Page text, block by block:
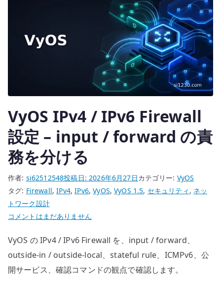
VyOS IPv4 / IPv6 Firewall
設定 – input / forward の責
務を分ける
作者: si62512548投稿日:2026年6月27日カテゴリー: VyOS
タグ: Firewall,IPv4,IPv6,VyOS,VyOS 1.5, セキュリティ , ネッ
トワーク設計
VyOS
/
IPv6
Firewall
コメントはまだありません
VyOS の IPv4 / IPv6 Firewall を、input / forward、
outside-in / outside-local、stateful rule、ICMPv6、公
開サービス、確認コマンドの観点で確認します。